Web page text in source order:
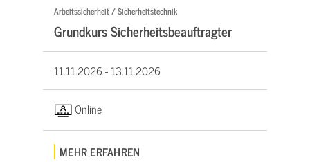
Arbeitssicherheit / Sicherheitstechnik
Grundkurs Sicherheitsbeauftragter
11.11.2026 -13.11.2026
Online
MEHR ERFAHREN